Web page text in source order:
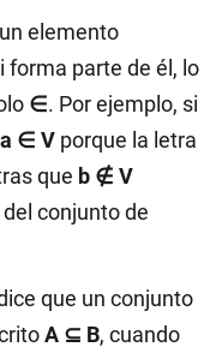
un elemento
forma parte de él, lo
∈. Por ejemplo, si
a ∈ V porque la letra
que b ∉ V
conjunto de
que un conjunto
A ⊆ B, cuando